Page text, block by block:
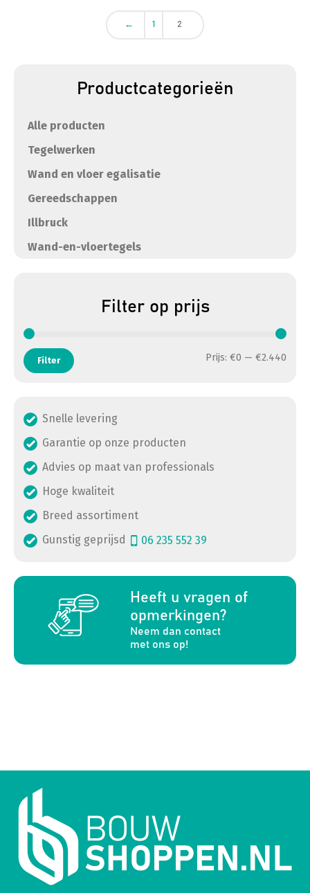
← 1 2
Productcategorieën
Alle producten
Tegelwerken
Wand en vloer egalisatie
Gereedschappen
Illbruck
Wand-en-vloertegels
Filter op prijs
Filter Prijs: €0 — €2.440
Snelle levering
Garantie op onze producten
Advies op maat van professionals
Hoge kwaliteit
Breed assortiment
Gunstig geprijsd
06 235 552 39
Heeft u vragen of
opmerkingen?
Neem dan contact
met ons op!
a